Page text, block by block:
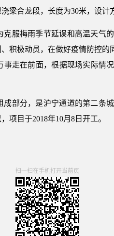
梁合龙段，长度为30米，设计
服梅雨季节延误和高温天气
积极动员，在做好疫情防控的
走在前面，根据现场实际情
部分，是沪宁通道的第二条
项目于2018年10月8日开工。
扫一扫在手机打开当前页